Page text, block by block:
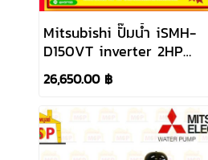
Mitsubishi ปั๊มน้ำ iSMH-
D150VT inverter 2HP
380V
26,650.00 ฿